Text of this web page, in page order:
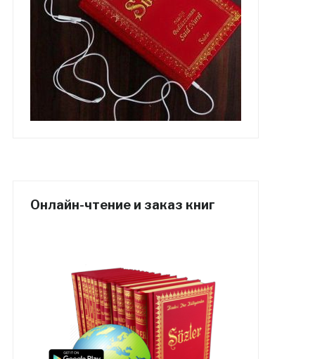
Онлайн-чтение и заказ книг